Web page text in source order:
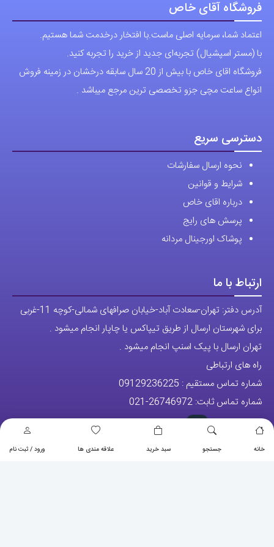
خانه جستجو سبد خرید علاقه مندی ها ورود / ثبت نام
فروشگاه آقای خاص
اعتماد شما، سرمایه اصلی ماست.با افتخار درخدمت شما هستیم.
با (مستر اسپشیال) تجربه‌ای جدید از خرید را تجربه کنید.
فروشگاه اقای خاص با بیش از 20 سال سابقه درخشان در زمینه فروش
انواع ساعت مچی جزو تخصصی ترین مرجع میباشد .
دسترسی سریع
نحوه ارسال سفارشات
شرایط و قوانین
درباره اقای خاص
پرسش های رایج
پوشاک اورجینال مردانه
ارتباط با ما
آدرس دفتر: تهران-سعادت آباد-خیابان صرافهای شمالی-کوچه 11-غربی
برای شهرستان ارسال از طریق تیپاکس یا چاپار انجام میشود .
تهران ارسال با پیک اسنپ انجام میشود .
راه های ارتباطی
شماره تماس مستقیم : 09129236225
شماره تماس ثابت: 26746972
-021
تلگرام
پیج ساعت